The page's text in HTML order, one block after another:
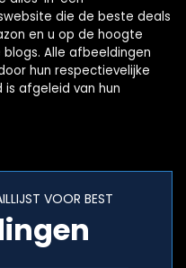
die de beste deals
en u op de hoogte
Alle afbeeldingen
hun respectievelijke
afgeleid van hun
VOOR BEST